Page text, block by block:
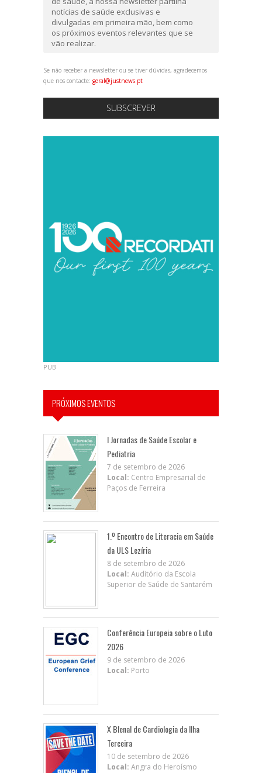
notícias de saúde exclusivas e
divulgadas em primeira mão, bem como
os próximos eventos relevantes que se
vão realizar.
Se não receber a newsletter ou se tiver dúvidas, agradecemos
que nos contacte: geral@justnews.pt
SUBSCREVER
PUB
PRÓXIMOS EVENTOS
I Jornadas de Saúde Escolar e
Pediatria
7 de setembro de 2026
Local: Centro Empresarial de
Paços de Ferreira
1.º Encontro de Literacia em Saúde
da ULS Lezíria
8 de setembro de 2026
Local: Auditório da Escola
Superior de Saúde de Santarém
Conferência Europeia sobre o Luto
2026
9 de setembro de 2026
Local: Porto
X BIenal de Cardiologia da Ilha
Terceira
10 de setembro de 2026
Local: Angra do Heroísmo